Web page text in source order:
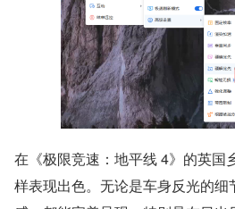
在《极限竞速：地平线 4》的英国
样表现出色。无论是车身反光的